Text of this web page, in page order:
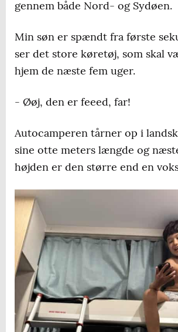
gennem både Nord- og Sydøen.
Min søn er spændt fra første
ser det store køretøj, som skal
hjem de næste fem uger.
- Øøj, den er feeed, far!
Autocamperen tårner op i
sine otte meters længde og
højden er den større end en